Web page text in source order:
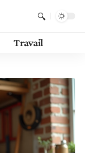
Travail